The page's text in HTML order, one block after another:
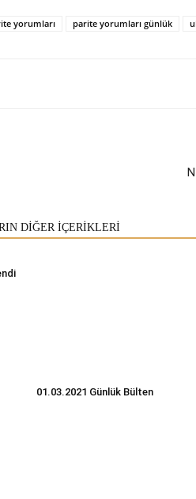
yorumları parite yorumları günlük
DİĞER İÇERİKLERİ
01.03.2021 Günlük Bülten